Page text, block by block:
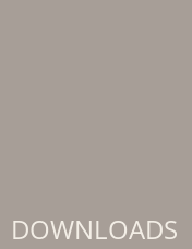
DOWNLOADS